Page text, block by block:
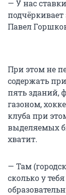
— У нас
Павел
При этом не
содержать
пять зданий,
газоном,
клуба при
выделяемых
хватит.
— Там
сколько у